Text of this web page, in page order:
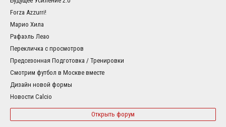
Forza Azzurri!
Марио Хила
Рафаэль Леао
Перекличка с просмотров
Предсезонная Подготовка / Тренировки
Смотрим футбол в Москве вместе
Дизайн новой формы
Новости Calcio
Открыть форум